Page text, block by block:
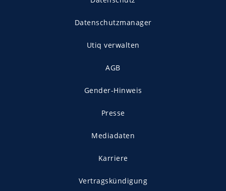
Datenschutzmanager
Utiq verwalten
AGB
Gender-Hinweis
Presse
Mediadaten
Karriere
Vertragskündigung